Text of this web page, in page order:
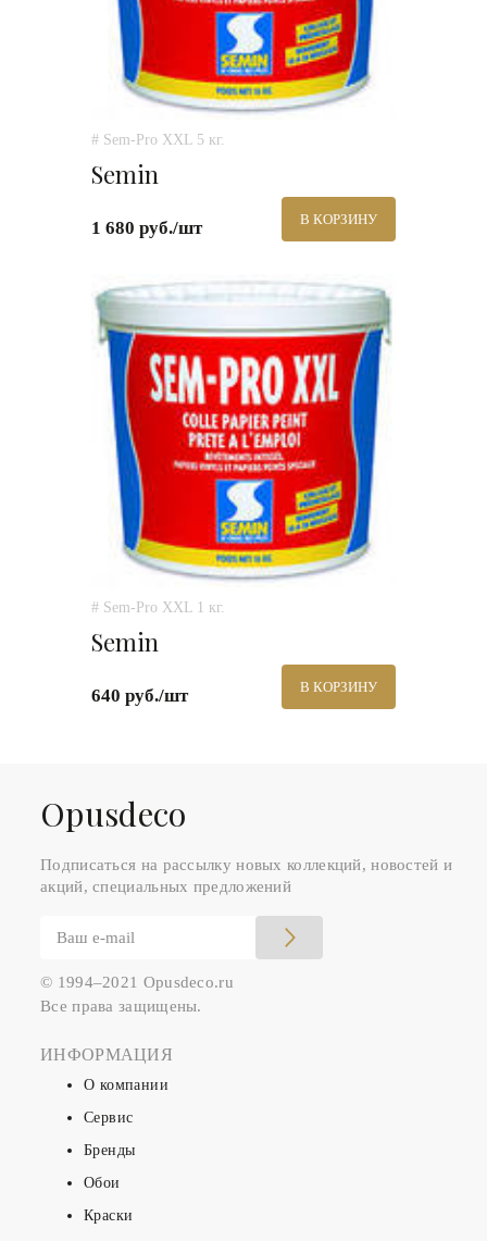
# Sem-Pro XXL 5 кг.
Semin
1 680 руб./шт В КОРЗИНУ
# Sem-Pro XXL 1 кг.
Semin
640 руб./шт В КОРЗИНУ
Оpusdeco
Подписаться на рассылку новых коллекций, новостей и
акций, специальных предложений
© 1994–2021 Opusdeco.ru
Все права защищены.
ИНФОРМАЦИЯ
О компании
Сервис
Бренды
Обои
Краски